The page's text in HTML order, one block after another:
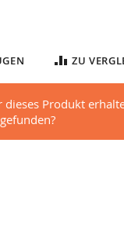
ZU
Produkt